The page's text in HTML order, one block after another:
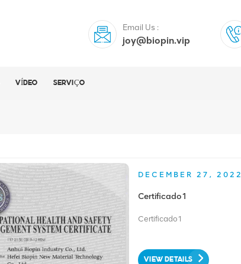
Email Us :
joy@biopin.vip
VÍDEO SERVIÇO
DECEMBER 27, 2022
Certificado1
Certificado1
VIEW DETAILS